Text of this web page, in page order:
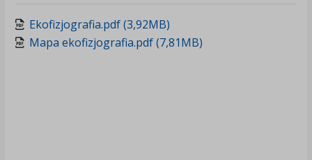
Ekofizjografia.pdf (3,92MB)
Mapa ekofizjografia.pdf (7,81MB)